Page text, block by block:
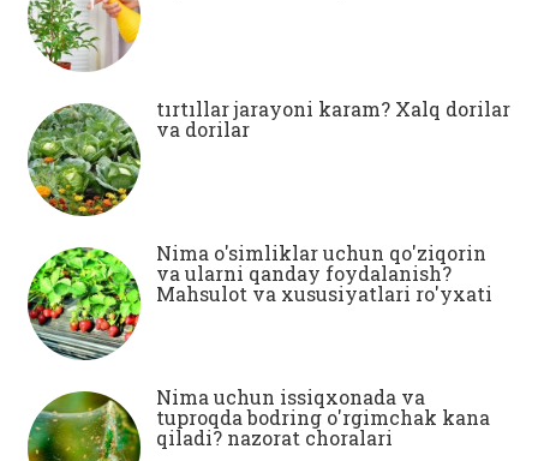
tırtıllar jarayoni karam? Xalq dorilar
va dorilar
Nima o'simliklar uchun qo'ziqorin
va ularni qanday foydalanish?
Mahsulot va xususiyatlari ro'yxati
Nima uchun issiqxonada va
tuproqda bodring o'rgimchak kana
qiladi? nazorat choralari